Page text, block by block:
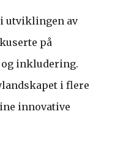
utviklingen av
på
og inkludering.
i flere
innovative